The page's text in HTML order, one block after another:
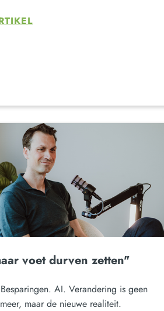
voet durven zetten"
AI. Verandering is geen
maar de nieuwe realiteit.